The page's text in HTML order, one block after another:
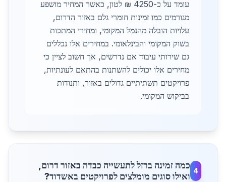
עומד על כ-4250 ₪ לטון, כאשר המחיר מושפע
מגורמים כמו זמינות חומרי גלם באזור הדרום,
עלויות הובלה מהנמל המקומי, ומחירי המתכות
בשוק המקומי והבינלאומי. במחירים אלו נכללים
גם שירותי עיבוד אם נדרשים, אך חשוב לציין כי
מחירים אלו יכולים להשתנות בהתאם לעונתיות,
פרויקטים תשתיתיים גדולים באזור, ותנודות
בביקוש המקומי.
4
כמה זמינה ברזל לתעשייה כבדה באזור דרום,
ואילו סוגים מומלצים לפרויקטים באשדוד?